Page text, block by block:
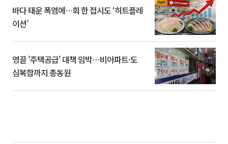
바다 태운 폭염에…회 한 접시도 ‘히트플레
이션’
영끌 '주택공급' 대책 임박⋯비아파트·도
심복합까지 총동원